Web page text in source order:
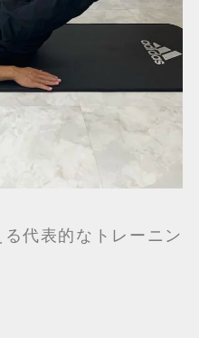
代表的なトレーニン